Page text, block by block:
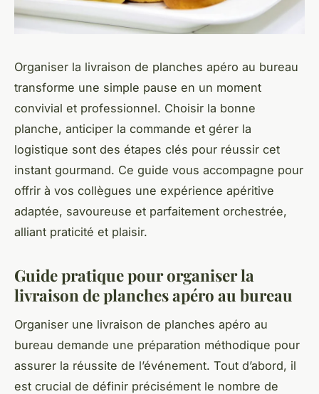
Organiser la livraison de planches apéro au bureau
transforme une simple pause en un moment
convivial et professionnel. Choisir la bonne
planche, anticiper la commande et gérer la
logistique sont des étapes clés pour réussir cet
instant gourmand. Ce guide vous accompagne pour
offrir à vos collègues une expérience apéritive
adaptée, savoureuse et parfaitement orchestrée,
alliant praticité et plaisir.
Guide pratique pour organiser la
livraison de planches apéro au bureau
Organiser une livraison de planches apéro au
bureau demande une préparation méthodique pour
assurer la réussite de l’événement. Tout d’abord, il
est crucial de définir précisément le nombre de